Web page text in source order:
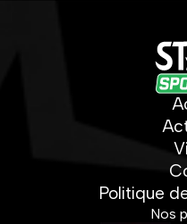
Politique
Nos